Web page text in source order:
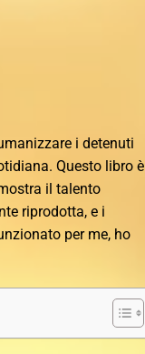
i detenuti
Questo libro è
il talento
riprodotta, e i
per me, ho